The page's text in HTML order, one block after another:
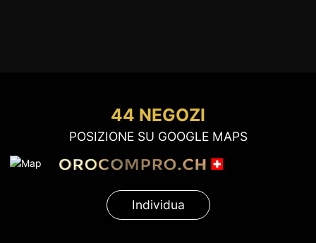
44 NEGOZI
POSIZIONE SU GOOGLE MAPS
Individua